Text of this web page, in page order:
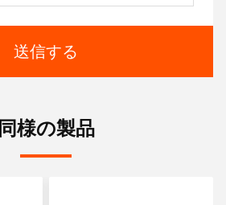
送信する
同様の製品